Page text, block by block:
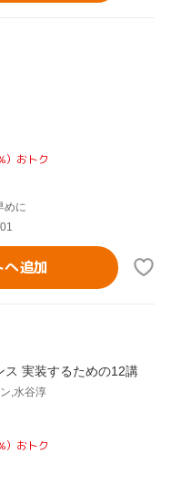
）おトク
めに
へ追加
ス 実装するための12講
,水谷淳
）おトク